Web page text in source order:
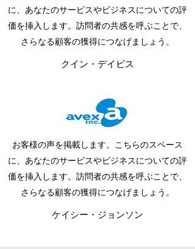
に、あなたのサービスやビジネスについての評
価を挿入します。訪問者の共感を呼ぶことで、
さらなる顧客の獲得につなげましょう。
クイン・デイビス
お客様の声を掲載します。こちらのスペース
に、あなたのサービスやビジネスについての評
価を挿入します。訪問者の共感を呼ぶことで、
さらなる顧客の獲得につなげましょう。
ケイシー・ジョンソン